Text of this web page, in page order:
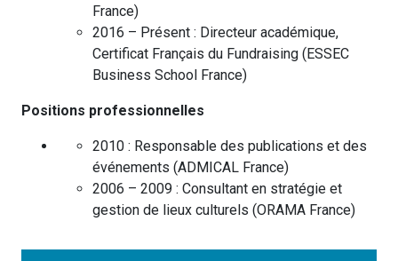
France)
2016 – Présent : Directeur académique,
Certificat Français du Fundraising ( ESSEC
Business School France)
Positions professionnelles
2010 : Responsable des publications et des
événements (ADMICAL France)
2006 – 2009 : Consultant en stratégie et
gestion de lieux culturels (ORAMA France)